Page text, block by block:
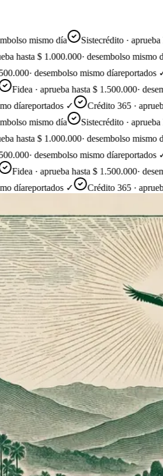
mismo día Sistecrédito · aprueba
$ 1.000.000·desembolso mismo día
·desembolso mismo díareportados ✓
· aprueba hasta $ 1.500.000·
reportados ✓ Crédito 365 · aprueba
mismo día Sistecrédito · aprueba
$ 1.000.000·desembolso mismo día
·desembolso mismo díareportados ✓
· aprueba hasta $ 1.500.000·
reportados ✓ Crédito 365 · aprueba